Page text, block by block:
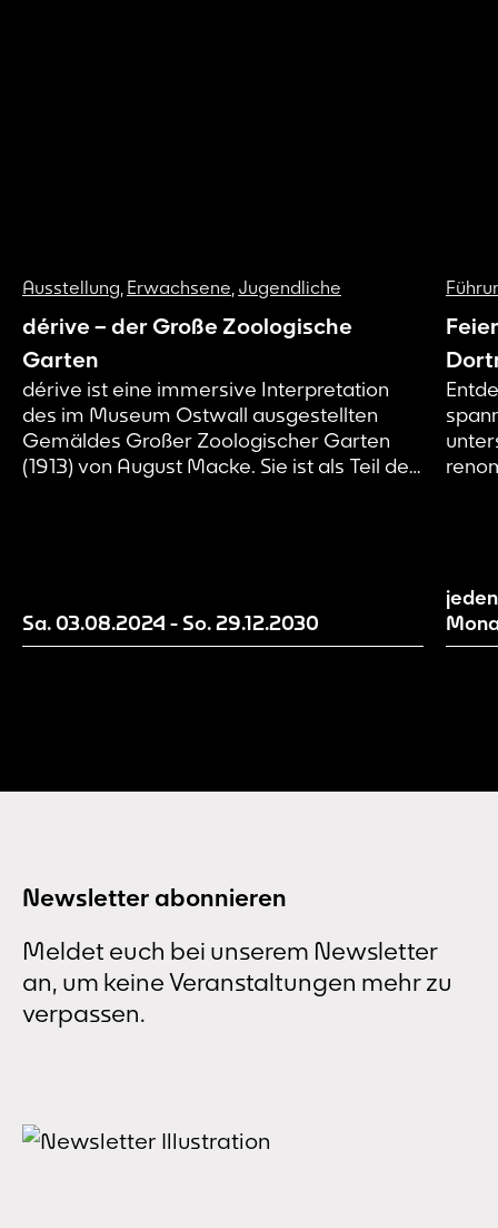
Ausstellung, Erwachsene, Jugendliche
dérive – der Große Zoologische
Garten
dérive ist eine immersive Interpretation
des im Museum Ostwall ausgestellten
Gemäldes Großer Zoologischer Garten
(1913) von August Macke. Sie ist als Teil des
diese mit Hilfe von euch als
Besucher*innen weiter.
Sa. 03.08.2024 - So. 29.12.2030
Newsletter abonnieren
Meldet euch bei unserem Newsletter
an, um keine Veranstaltungen mehr zu
verpassen.